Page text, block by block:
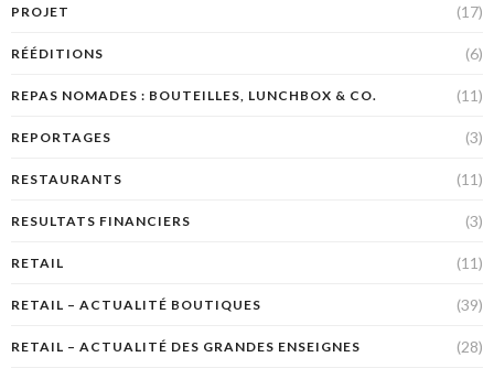
PROJET (17)
RÉÉDITIONS (6)
REPAS NOMADES : BOUTEILLES, LUNCHBOX & CO. (11)
REPORTAGES (3)
RESTAURANTS (11)
RESULTATS FINANCIERS (3)
RETAIL (11)
RETAIL – ACTUALITÉ BOUTIQUES (39)
RETAIL – ACTUALITÉ DES GRANDES ENSEIGNES (28)